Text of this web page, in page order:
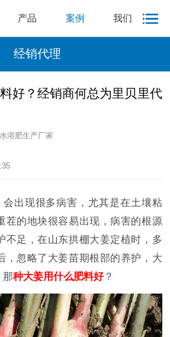
产品 案例 我们
经销代理
好？经销商何总为里贝里代
溶肥生产厂家
出现很多病害，尤其是在土壤粘
茬的地块很容易出现，病害的根源
不足，在山东拱棚大姜定植时，多
，忽略了大姜苗期根部的养护，大
那种大姜用什么肥料好？